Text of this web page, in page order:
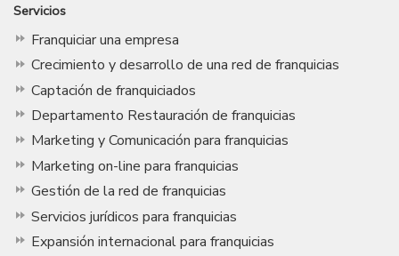
Servicios
Franquiciar una empresa
Crecimiento y desarrollo de una red de franquicias
Captación de franquiciados
Departamento Restauración de franquicias
Marketing y Comunicación para franquicias
Marketing on-line para franquicias
Gestión de la red de franquicias
Servicios jurídicos para franquicias
Expansión internacional para franquicias